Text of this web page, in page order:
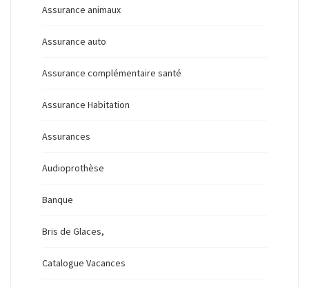
Assurance animaux
Assurance auto
Assurance complémentaire santé
Assurance Habitation
Assurances
Audioprothèse
Banque
Bris de Glaces,
Catalogue Vacances